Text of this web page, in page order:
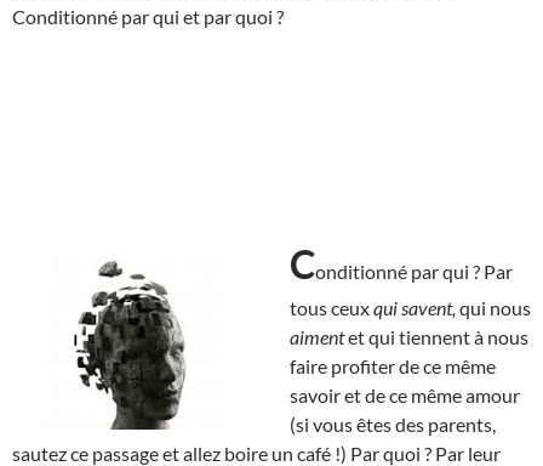
Conditionné par qui et par quoi ?
Conditionné par qui ? Par
tous ceuxqui savent, qui nous
aimentet qui tiennent à nous
faire profiter de ce même
savoir et de ce même amour
(si vous êtes des parents,
sautez ce passage et allez boire un café !) Par quoi ? Par leur